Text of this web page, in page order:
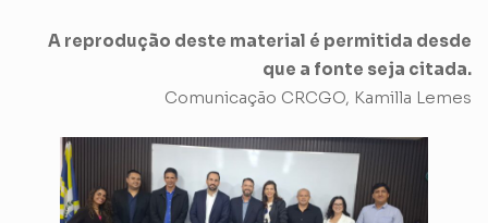
A reprodução deste material é permitida desde
que a fonte seja citada.
Comunicação CRCGO, Kamilla Lemes